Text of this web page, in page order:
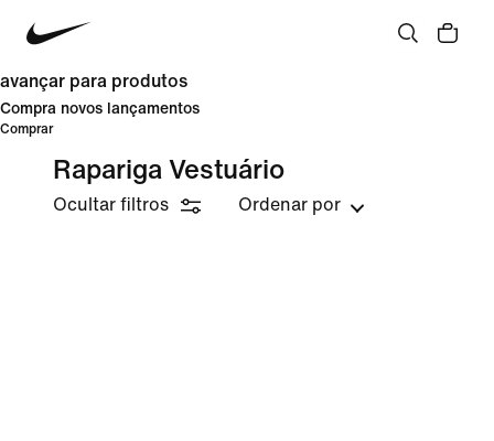
avançar para produtos
Compra novos lançamentos
Comprar
Rapariga Vestuário
Ocultar filtros Ordenar por